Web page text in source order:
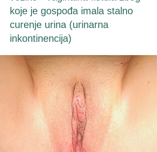
koje je gospođa imala stalno
curenje urina (urinarna
inkontinencija)